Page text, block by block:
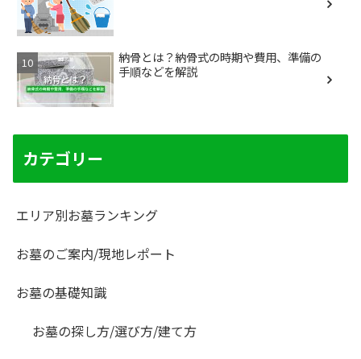
納骨とは？納骨式の時期や費用、準備の
手順などを解説
カテゴリー
エリア別お墓ランキング
お墓のご案内/現地レポート
お墓の基礎知識
お墓の探し方/選び方/建て方